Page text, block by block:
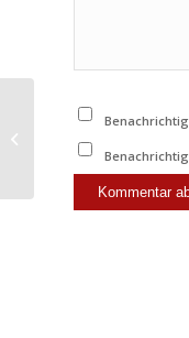
Aus dem
Volkstrauertag